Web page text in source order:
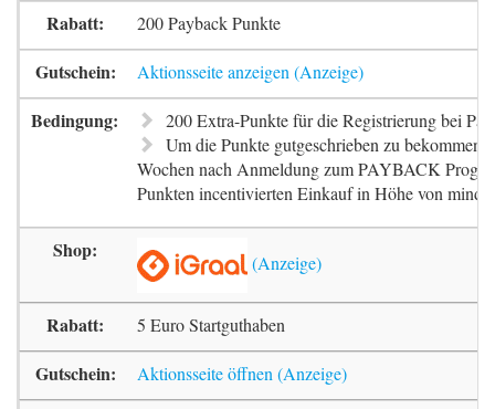
200 Payback Punkte
Aktionsseite anzeigen
200 Extra-Punkte für die Registrierung bei
Um die Punkte gutgeschrieben zu bekommen,
Wochen nach Anmeldung zum PAYBACK
Punkten incentivierten Einkauf in Höhe von
5 Euro Startguthaben
Aktionsseite öffnen